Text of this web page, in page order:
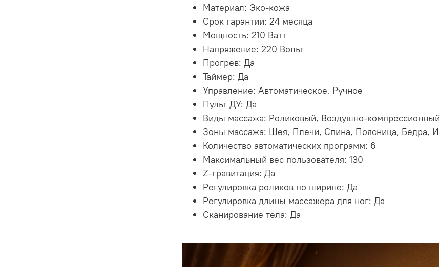
Материал: Эко-кожа
Срок гарантии: 24 месяца
Мощность: 210 Ватт
Напряжение: 220 Вольт
Прогрев: Да
Таймер: Да
Управление: Автоматическое, Ручное
Пульт ДУ: Да
Виды массажа: Роликовый, Воздушно-компрессионный
Зоны массажа: Шея, Плечи, Спина, Поясница, Бедра,
Количество автоматических программ: 6
Максимальный вес пользователя: 130
Z-гравитация: Да
Регулировка роликов по ширине: Да
Регулировка длины массажера для ног: Да
Сканирование тела: Да